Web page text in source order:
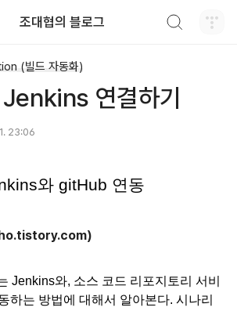
조대협의 블로그
(빌드 자동화)
연결하기
23:06
와 gitHub 연동
Jenkins와, 소스 코드 리포지토리 서비
하는 방법에 대해서 알아본다. 시나리